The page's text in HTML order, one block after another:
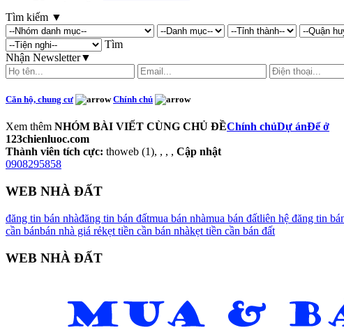
Tìm kiếm ▼
Tìm
Nhận Newsletter▼
Căn hộ, chung cư Chính chủ
Xem thêm NHÓM BÀI VIẾT CÙNG CHỦ ĐỀChính chủDự ánĐể ở
123chienluoc.com
Thành viên tích cực: thoweb (1), , , , Cập nhật
0908295858
WEB NHÀ ĐẤT
đăng tin bán nhàđăng tin bán đấtmua bán nhàmua bán đấtliên hệ đăng tin
cần bánbán nhà giá rẻkẹt tiền cần bán nhàkẹt tiền cần bán đất
WEB NHÀ ĐẤT